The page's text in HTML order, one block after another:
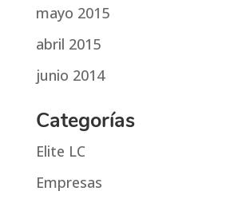
mayo 2015
abril 2015
junio 2014
Categorías
Elite LC
Empresas